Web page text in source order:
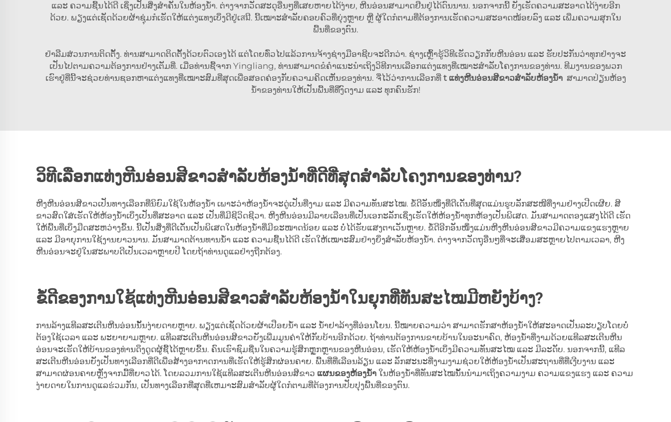
ແລະ ຄວາມຊື້ນໄດ້ດີ ເຊິ່ງເປັນສິ່ງສຳຄັນໃນຫ້ອງນ້ຳ. ຕ່າງຈາກວັດສະດຸອື່ນໆທີ່ເສຍຫາຍໄດ້ງ່າຍ, ຫີນອ່ອນສາມາດຢືນຢູ່ໄດ້ດົນນານ. ນອກຈາກນີ້ ຍັງເຮັດຄວາມສະອາດໄດ້ງ່າຍອີກ
ດ້ວຍ. ພຽງແຕ່ເຊັດດ້ວຍຜ້າຊຸ່ມກໍເຮັດໃຫ້ແຕ່ງແທງເບິ່ງດີຢູ່ເสมີ. ນີ້ເໝາະສຳລັບຄອບຄົວທີ່ຍຸ່ງຫຼາຍ ຫຼື ຜູ້ໃດກໍຕາມທີ່ຕ້ອງການເຮັດຄວາມສະອາດໜ້ອຍລົງ ແລະ ເພີ່ມຄວາມສຸກໃນ
ພື້ນທີ່ຂອງຕົນ.
ຢ່າລືມສ່ວນການຕິດຕັ້ງ. ທ່ານສາມາດຕິດຕັ້ງດ້ວຍຕົວເອງໄດ້ ແຕ່ໂດຍທົ່ວໄປແລ້ວການຈ້າງຊ່າງມືອາຊີບຈະດີກວ່າ. ຊ່າງເຫຼົ້າຮູ້ວິທີເຮັດວຽກກັບຫີນອ່ອນ ແລະ ຮັບປະກັນວ່າທຸກຢ່າງຈະ
ເປັນໄປຕາມຄວາມຕ້ອງການຢ່າງເຕັມທີ່. ເມື່ອທ່ານຊື້ຈາກ Yingliang, ທ່ານສາມາດຂໍຄຳແນະນຳເຖິງວິທີການເລືອກແຕ່ງແທງທີ່ເໝາະສຳລັບໂຄງການຂອງທ່ານ. ທີມງານຂອງພວກ
ເຮົາຢູ່ທີ່ນີ້ຈະຊ່ວຍທ່ານຊອກຫາແຕ່ງແທງທີ່ເໝາະສົມທີ່ສຸດເພື່ອສອດຄ່ອງກັບຄວາມຄິດເຫັນຂອງທ່ານ. ຈື່ໄວ້ວ່າການເລືອກທີ່ t ແທ່ງຫີນອ່ອນສີຂາວສຳລັບຫ້ອງນ້ຳ ສາມາດປ່ຽນຫ້ອງ
ນ້ຳຂອງທ່ານໃຫ້ເປັນພື້ນທີ່ທີ່ງົດງາມ ແລະ ທຸກຄົນຮັກ!
ວິທີເລືອກແທ່ງຫີນອ່ອນສີຂາວສຳລັບຫ້ອງນ້ຳທີ່ດີທີ່ສຸດສຳລັບໂຄງການຂອງທ່ານ?
ຫີງຫີນອ່ອນສີຂາວເປັນທາງເລືອກທີ່ນິຍົມໃຊ້ໃນຫ້ອງນ້ຳ ເພາະວ່າຫ້ອງນ້ຳຈະດູ່ເປັນທີ່ງາມ ແລະ ມີຄວາມທັນສະໄໝ. ຂໍ້ດີອັນໜຶ່ງທີ່ດີເດັ່ນທີ່ສຸດແມ່ນຮູບລັກສະໜີທີ່ງາມຢ່າງເປີດເຜີຍ. ສີ
ຂາວສົດໃສ່ເຮັດໃຫ້ຫ້ອງນ້ຳເບິ່ງເປັນທີ່ສະອາດ ແລະ ເປັນທີ່ມີຊີວິດຊີວາ. ຫີງຫີນອ່ອນມີລາຍເລືອນທີ່ເປັນເອກະລັກເຊິ່ງເຮັດໃຫ້ຫ້ອງນ້ຳທຸກຫ້ອງເປັນພິເສດ. ມັນສາມາດຕອງແສງໄດ້ດີ ເຮັດ
ໃຫ້ພື້ນທີ່ເບິ່ງມືດສະຫວ່າງຂຶ້ນ. ນີ້ເປັນສິ່ງທີ່ດີເດັ່ນເປັນພິເສດໃນຫ້ອງນ້ຳທີ່ມີຂະໜາດນ້ອຍ ແລະ ບໍ່ໄດ້ຮັບແສງຕາເວັນຫຼາຍ. ຂໍ້ດີອີກອັນໜຶ່ງແມ່ນຫີງຫີນອ່ອນສີຂາວມີຄວາມແຂງແຮງຫຼາຍ
ແລະ ມີອາຍຸການໃຊ້ງານຍາວນານ. ມັນສາມາດຕ້ານທານນ້ຳ ແລະ ຄວາມຊື້ນໄດ້ດີ ເຮັດໃຫ້ເໝາະສົມຢ່າງຍິ່ງສຳລັບຫ້ອງນ້ຳ. ຕ່າງຈາກວັດຖຸອື່ນໆທີ່ຈະເສື່ອມສະຫຼາຍໄປຕາມເວລາ, ຫີງ
ຫີນອ່ອນຈະຢູ່ໃນສະພາບດີເປັນເວລາຫຼາຍປີ ໂດຍຖ້າທ່ານດູແລຢ່າງຖືກຕ້ອງ.
ຂໍ້ດີຂອງການໃຊ້ແທ່ງຫີນອ່ອນສີຂາວສຳລັບຫ້ອງນ້ຳໃນຍຸກທີ່ທັນສະໄໝມີຫຍັງບ້າງ?
ການລ້າງແທີລສະເຕີນຫີນອ່ອນນັ້ນງ່າຍດາຍຫຼາຍ. ພຽງແຕ່ເຊັດດ້ວຍຜ້າເປືອຍນ້ຳ ແລະ ນ້ຳຢາລ້າງທີ່ອ່ອນໂຍນ. ນີ້ໝາຍຄວາມວ່າ ສາມາດຮັກສາຫ້ອງນ້ຳໃຫ້ສະອາດເປັນລະບຽບໂດຍບໍ່
ຕ້ອງໃຊ້ເວລາ ແລະ ພະຍາຍາມຫຼາຍ. ແທີລສະເຕີນຫີນອ່ອນສີຂາວຍັງເພີ່ມມູນຄ່າໃຫ້ກັບບ້ານອີກດ້ວຍ. ຖ້າທ່ານຕ້ອງການຂາຍບ້ານໃນອະນາຄົດ, ຫ້ອງນ້ຳທີ່ງາມດ້ວຍແທີລສະເຕີນຫີນ
ອ່ອນຈະເຮັດໃຫ້ບ້ານຂອງທ່ານດຶງດູດຜູ້ຊື້ໄດ້ຫຼາຍຂຶ້ນ. ຄົນເຮົາຊົມຊື່ນໃນຄວາມຮູ້ສຶກຫຼູກຫຼານຂອງຫີນອ່ອນ, ເຮັດໃຫ້ຫ້ອງນ້ຳເບິ່ງມີຄວາມທັນສະໄໝ ແລະ ມີລະດັບ. ນອກຈາກນີ້, ແທີລ
ສະເຕີນຫີນອ່ອນຍັງເປັນທາງເລືອກທີ່ດີເພື່ອສ້າງອາກາດການທີ່ເຮັດໃຫ້ຮູ້ສຶກຜ່ອນຄາຍ. ພື້ນທີ່ທີ່ເລືອນລ້ຽນ ແລະ ລັກສະນະທີ່ງາມງາມຊ່ວຍໃຫ້ຫ້ອງນ້ຳເປັນສະຖານທີ່ທີ່ເງີບງານ ແລະ
ສາມາດຜ່ອນຄາຍຫຼັງຈາກມື້ທີ່ຍາວໄດ້. ໂດຍລວມການໃຊ້ແທີລສະເຕີນຫີນອ່ອນສີຂາວ ແຜນຂອງຫ້ອງນ້ຳ ໃນຫ້ອງນ້ຳທີ່ທັນສະໄໝນັ້ນນຳມາເຖິງຄວາມງາມ ຄວາມແຂງແຮງ ແລະ ຄວາມ
ງ່າຍດາຍໃນການດູແລຮ່ວມກັນ, ເປັນທາງເລືອກທີ່ສຸດທີ່ເຫມາະສົມສຳລັບຜູ້ໃດກໍຕາມທີ່ຕ້ອງການປັບປຸງພື້ນທີ່ຂອງຕົນ.